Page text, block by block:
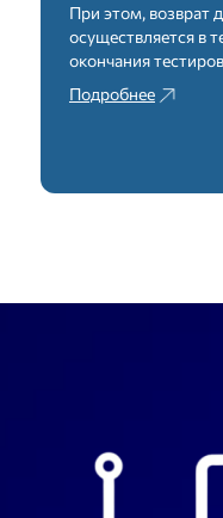
При этом, возврат
осуществляется в
окончания
Подробнее